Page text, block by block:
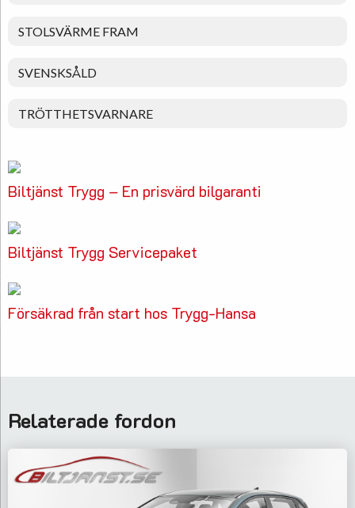
STOLSVÄRME FRAM
SVENSKSÅLD
TRÖTTHETSVARNARE
Biltjänst Trygg – En prisvärd bilgaranti
Biltjänst Trygg Servicepaket
Försäkrad från start hos Trygg-Hansa
Relaterade fordon